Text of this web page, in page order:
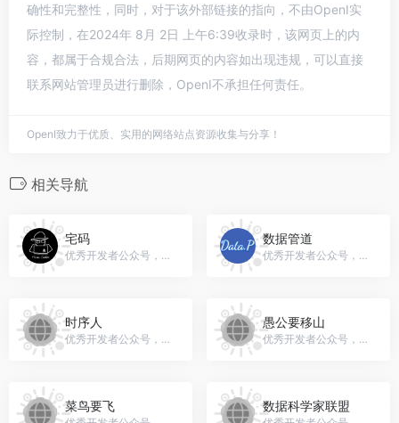
确性和完整性，同时，对于该外部链接的指向，不由OpenI实
际控制，在2024年 8月 2日 上午6:39收录时，该网页上的内
容，都属于合规合法，后期网页的内容如出现违规，可以直接
联系网站管理员进行删除，OpenI不承担任何责任。
OpenI致力于优质、实用的网络站点资源收集与分享！
相关导航
宅码
优秀开发者公众号，微信号：gh_dece65a72107
数据管道
优秀开发者公众号，微信号：adc9556
时序人
优秀开发者公众号，微信号：TSer2020
愚公要移山
优秀开发者公众号，微信号：dongjava
菜鸟要飞 数据科学家联盟